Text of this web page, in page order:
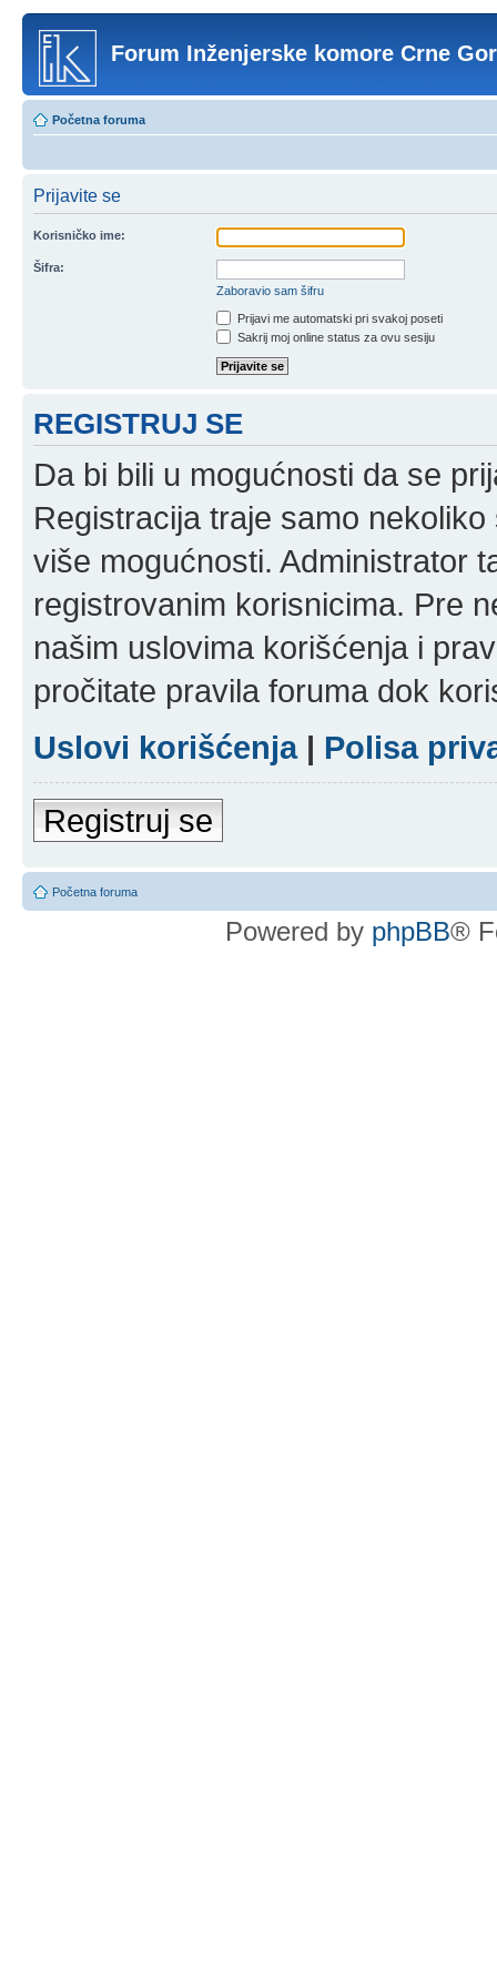
Forum Inženjerske komore Crne
Početna foruma
Prijavite se
Korisničko ime:
Šifra:
Zaboravio sam šifru
Prijavi me automatski pri svakoj poseti
Sakrij moj online status za ovu sesiju
REGISTRUJ SE
Da bi bili u mogućnosti da se
Registracija traje samo
više mogućnosti. Administrator
registrovanim korisnicima. Pre
našim uslovima korišćenja i
pročitate pravila foruma dok
Uslovi korišćenja| Polisa
Registruj se
Početna foruma
Powered by phpBB®